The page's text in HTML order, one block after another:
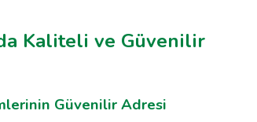
Kaliteli ve Güvenilir
Güvenilir Adresi